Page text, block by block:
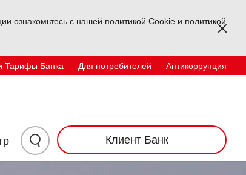
ознакомьтесь с нашей политикой Cookie и политикой
Тарифы Банка Для потребителей
Антикоррупция
Нажмите
здесь
Клиент Банк
Физические лица корпоративный